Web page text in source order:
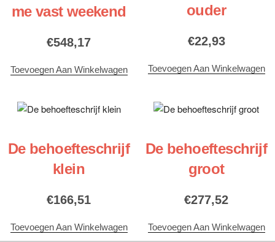
me vast weekend
€548,17
Toevoegen Aan Winkelwagen
ouder
€22,93
Toevoegen Aan Winkelwagen
De behoefteschrijf
klein
€166,51
Toevoegen Aan Winkelwagen
De behoefteschrijf
groot
€277,52
Toevoegen Aan Winkelwagen